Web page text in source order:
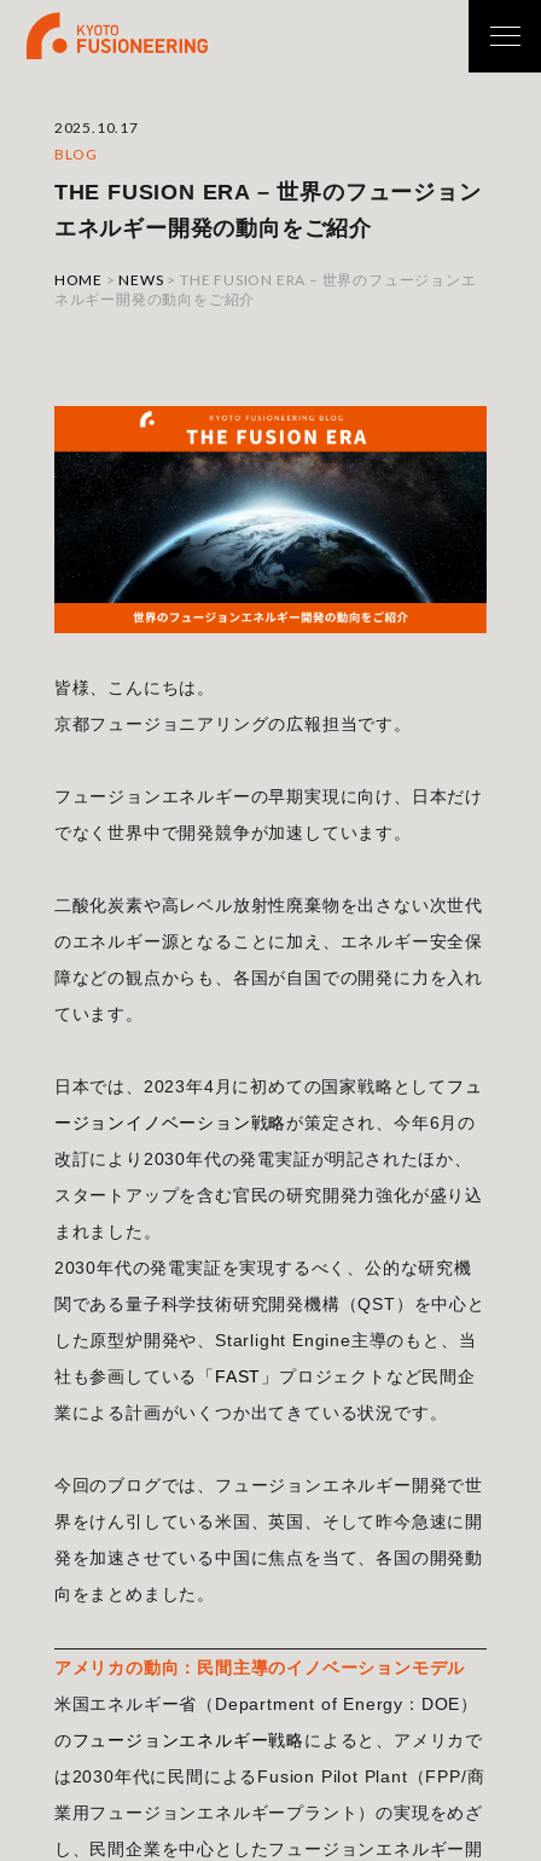
2025.10.17
BLOG
THE FUSION ERA – 世界のフュージョン
エネルギー開発の動向をご紹介
HOME >NEWS >THE FUSION ERA – 世界のフュージョンエ
ネルギー開発の動向をご紹介
皆様、こんにちは。
京都フュージョニアリングの広報担当です。
フュージョンエネルギーの早期実現に向け、日本だけ
でなく世界中で開発競争が加速しています。
二酸化炭素や高レベル放射性廃棄物を出さない次世代
のエネルギー源となることに加え、エネルギー安全保
障などの観点からも、各国が自国での開発に力を入れ
ています。
日本では、2023年4月に初めての国家戦略としてフュ
ージョンイノベーション戦略が策定され、今年6月の
改訂により2030年代の発電実証が明記されたほか、
スタートアップを含む官民の研究開発力強化が盛り込
まれました。
2030年代の発電実証を実現するべく、公的な研究機
関である量子科学技術研究開発機構（QST）を中心と
した原型炉開発や、Starlight Engine主導のもと、当
社も参画している
「FAST」 プロジェクトなど民間企
業による計画がいくつか出てきている状況です。
今回のブログでは、フュージョンエネルギー開発で世
界をけん引している米国、英国、そして昨今急速に開
発を加速させている中国に焦点を当て、各国の開発動
向をまとめました。
アメリカの動向：民間主導のイノベーションモデル
米国エネルギー省（Department of Energy：DOE）
のフュージョンエネルギー戦略によると、アメリカで
は2030年代に民間によるFusion Pilot Plant（FPP/商
業用フュージョンエネルギープラント）の実現をめざ
し、民間企業を中心としたフュージョンエネルギー開